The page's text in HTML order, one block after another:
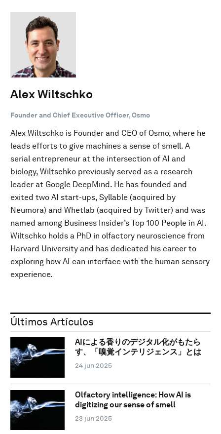
Alex Wiltschko
Founder and Chief Executive Officer, Osmo
Alex Wiltschko is Founder and CEO of Osmo, where he
leads efforts to give machines a sense of smell. A
serial entrepreneur at the intersection of AI and
biology, Wiltschko previously served as a research
leader at Google DeepMind. He has founded and
exited two AI start-ups, Syllable (acquired by
Neumora) and Whetlab (acquired by Twitter) and was
named among Business Insider’s Top 100 People in AI.
Wiltschko holds a PhD in olfactory neuroscience from
Harvard University and has dedicated his career to
exploring how AI can interface with the human sensory
experience.
Últimos Artículos
AIによる香りのデジタル化がもたら
す、「嗅覚インテリジェンス」とは
24 jun 2025
Olfactory intelligence: How AI is
digitizing our sense of smell
23 jun 2025